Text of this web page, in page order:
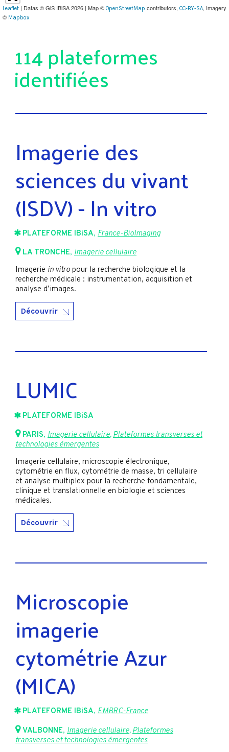
Leaflet | Datas © GiS IBiSA 2026 | Map © OpenStreetMap contributors, CC-BY-SA, Imagery
© Mapbox
114 plateformes
identifiées
Imagerie des
sciences du vivant
(ISDV) - In vitro
PLATEFORME IBiSA, France-BioImaging
LA TRONCHE, Imagerie cellulaire
Imagerie in vitro pour la recherche biologique et la
recherche médicale : instrumentation, acquisition et
analyse d’images.
Découvrir
LUMIC
PLATEFORME IBiSA
PARIS, Imagerie cellulaire, Plateformes transverses et
technologies émergentes
Imagerie cellulaire, microscopie électronique,
cytométrie en flux, cytométrie de masse, tri cellulaire
et analyse multiplex pour la recherche fondamentale,
clinique et translationnelle en biologie et sciences
médicales.
Découvrir
Microscopie
imagerie
cytométrie Azur
(MICA)
PLATEFORME IBiSA, EMBRC-France
VALBONNE, Imagerie cellulaire, Plateformes
transverses et technologies émergentes